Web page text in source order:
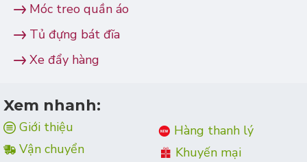
Móc treo quần áo
Tủ đựng bát đĩa
Xe đẩy hàng
Xem nhanh:
Giới thiệu
Vận chuyển
Hàng thanh lý
Khuyến mại